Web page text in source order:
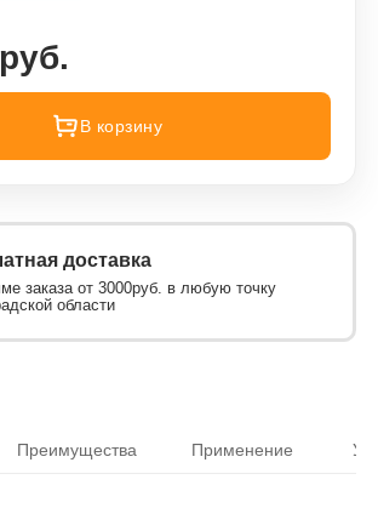
В корзину
доставка
заказа от 3000руб. в любую точку
области
Преимущества Применение